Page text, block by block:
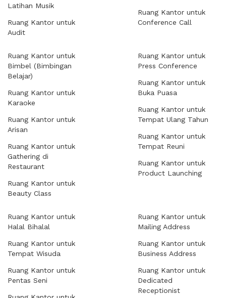
Latihan Musik
Ruang Kantor untuk
Audit
Ruang Kantor untuk
Conference Call
Ruang Kantor untuk
Bimbel (Bimbingan
Belajar)
Ruang Kantor untuk
Karaoke
Ruang Kantor untuk
Arisan
Ruang Kantor untuk
Gathering di
Restaurant
Ruang Kantor untuk
Beauty Class
Ruang Kantor untuk
Press Conference
Ruang Kantor untuk
Buka Puasa
Ruang Kantor untuk
Tempat Ulang Tahun
Ruang Kantor untuk
Tempat Reuni
Ruang Kantor untuk
Product Launching
Ruang Kantor untuk
Halal Bihalal
Ruang Kantor untuk
Tempat Wisuda
Ruang Kantor untuk
Pentas Seni
Ruang Kantor untuk
Mailing Address
Ruang Kantor untuk
Business Address
Ruang Kantor untuk
Dedicated
Receptionist